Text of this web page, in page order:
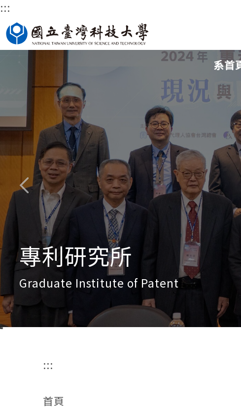
跳
到
主
:::
國立臺灣科技大學首頁
系首
專利研究所
Graduate Institute of Patent
:::
首頁